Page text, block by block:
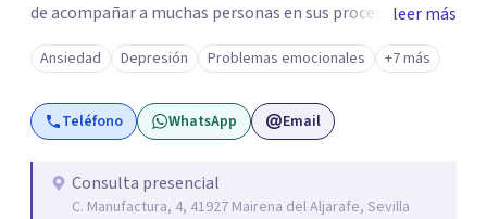
de acompañar a muchas personas en sus procesos de
cambio, viendo de primera mano cómo somos capaces de
transformar nuestro malestar en fortaleza.
leer más
Ansiedad Depresión Problemas emocionales +7 más
Teléfono WhatsApp Email
Consulta presencial
C. Manufactura, 4, 41927 Mairena del Aljarafe, Sevilla